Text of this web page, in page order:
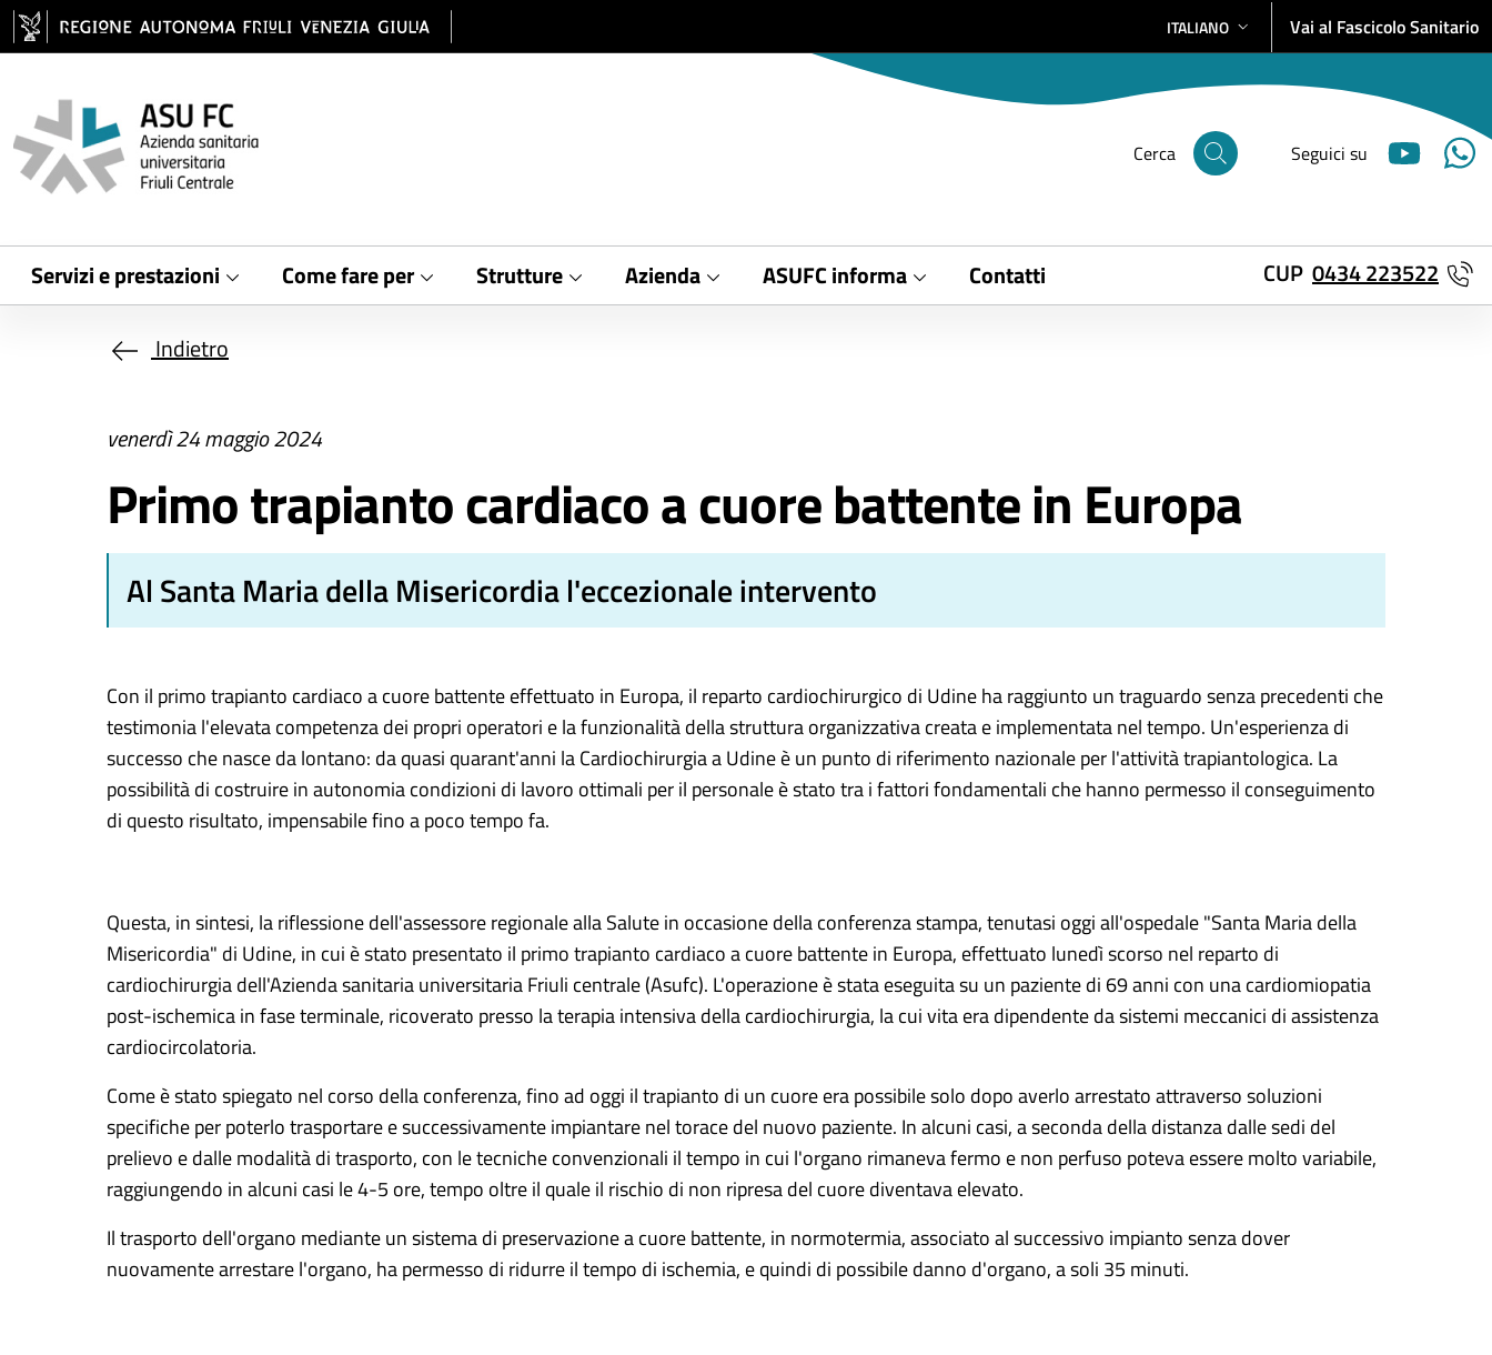
Salta al contenuto principale
SELEZIONE LINGUA: LINGUA SELEZIONATA
ITALIANO Vai al Fascicolo Sanitario
Cerca Seguici su
Servizi e prestazioni Come fare per Strutture Azienda ASUFC informa Contatti CUP 0434 223522
Indietro
venerdì 24 maggio 2024
Primo trapianto cardiaco a cuore battente in Europa
Al Santa Maria della Misericordia l'eccezionale intervento
Con il primo trapianto cardiaco a cuore battente effettuato in Europa, il reparto cardiochirurgico di Udine ha raggiunto un traguardo senza precedenti che
testimonia l'elevata competenza dei propri operatori e la funzionalità della struttura organizzativa creata e implementata nel tempo. Un'esperienza di
successo che nasce da lontano: da quasi quarant'anni la Cardiochirurgia a Udine è un punto di riferimento nazionale per l'attività trapiantologica. La
possibilità di costruire in autonomia condizioni di lavoro ottimali per il personale è stato tra i fattori fondamentali che hanno permesso il conseguimento
di questo risultato, impensabile fino a poco tempo fa.
Questa, in sintesi, la riflessione dell'assessore regionale alla Salute in occasione della conferenza stampa, tenutasi oggi all'ospedale "Santa Maria della
Misericordia" di Udine, in cui è stato presentato il primo trapianto cardiaco a cuore battente in Europa, effettuato lunedì scorso nel reparto di
cardiochirurgia dell'Azienda sanitaria universitaria Friuli centrale (Asufc). L'operazione è stata eseguita su un paziente di 69 anni con una cardiomiopatia
post-ischemica in fase terminale, ricoverato presso la terapia intensiva della cardiochirurgia, la cui vita era dipendente da sistemi meccanici di assistenza
cardiocircolatoria.
Come è stato spiegato nel corso della conferenza, fino ad oggi il trapianto di un cuore era possibile solo dopo averlo arrestato attraverso soluzioni
specifiche per poterlo trasportare e successivamente impiantare nel torace del nuovo paziente. In alcuni casi, a seconda della distanza dalle sedi del
prelievo e dalle modalità di trasporto, con le tecniche convenzionali il tempo in cui l'organo rimaneva fermo e non perfuso poteva essere molto variabile,
raggiungendo in alcuni casi le 4-5 ore, tempo oltre il quale il rischio di non ripresa del cuore diventava elevato.
Il trasporto dell'organo mediante un sistema di preservazione a cuore battente, in normotermia, associato al successivo impianto senza dover
nuovamente arrestare l'organo, ha permesso di ridurre il tempo di ischemia, e quindi di possibile danno d'organo, a soli 35 minuti.